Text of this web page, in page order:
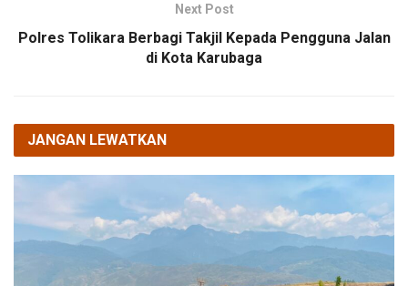
Next Post
Polres Tolikara Berbagi Takjil Kepada Pengguna Jalan
di Kota Karubaga
JANGAN LEWATKAN